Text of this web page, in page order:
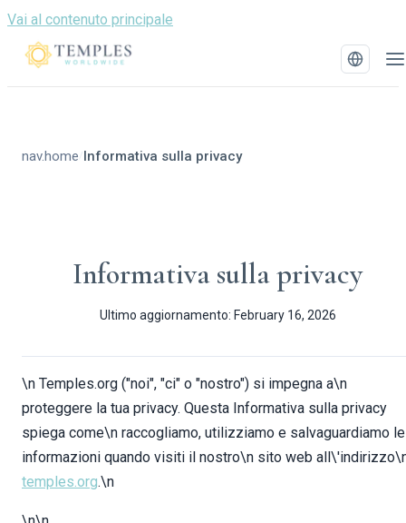
Vai al contenuto principale
nav.home / Informativa sulla privacy
Informativa sulla privacy
Ultimo aggiornamento: February 16, 2026
\n Temples.org ("noi", "ci" o "nostro") si impegna a\n
proteggere la tua privacy. Questa Informativa sulla privacy
spiega come\n raccogliamo, utilizziamo e salvaguardiamo le
informazioni quando visiti il nostro\n sito web
temples.org.\n